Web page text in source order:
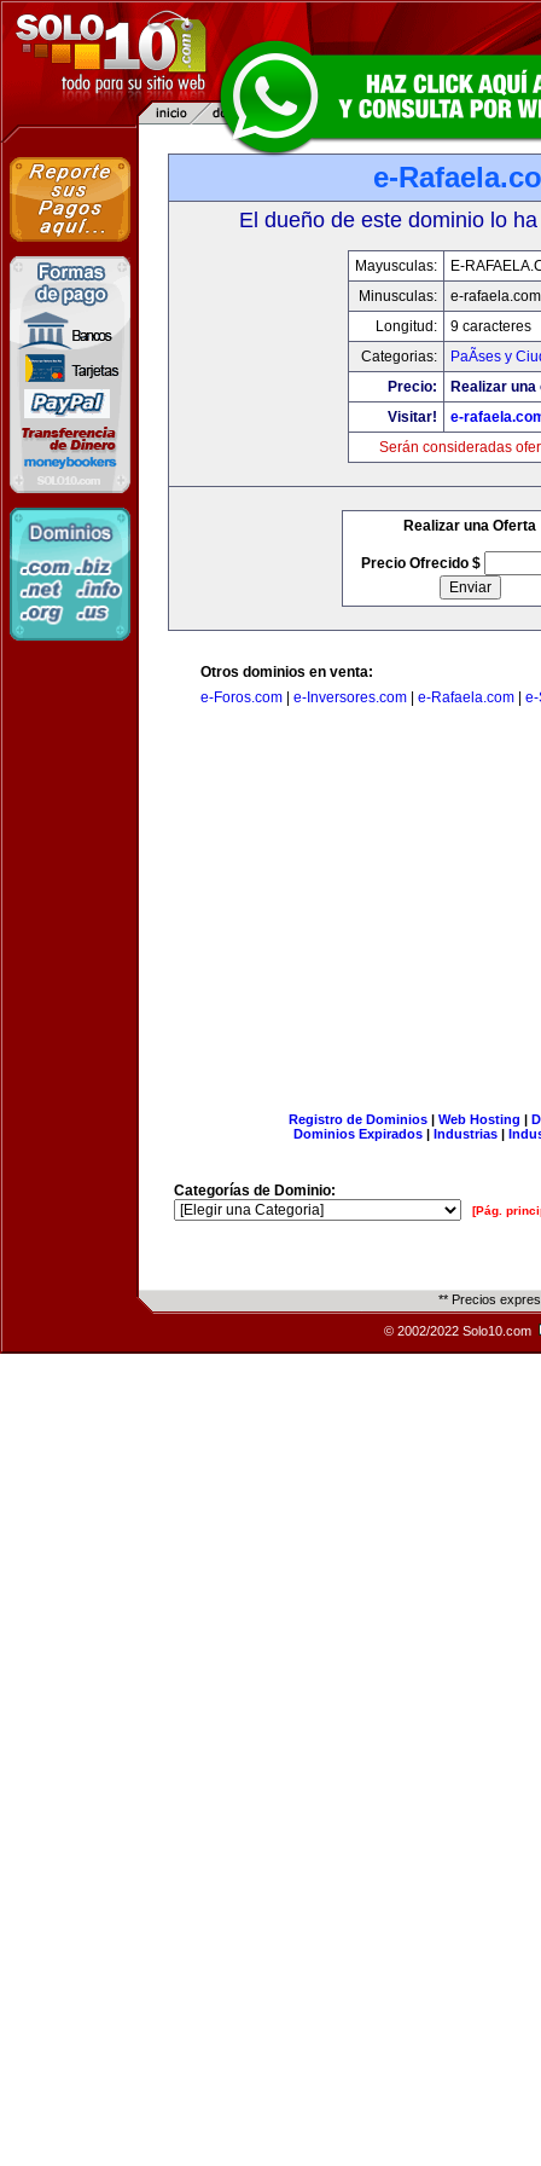
e-
El dueño de este dominio lo
Mayusculas:
E-
Minusculas:
e-rafaela.com
Longitud:
9 caracteres
Categorias:
PaÃ­ses y
Precio:
Realizar
Visitar!
e-
Serán consideradas
Realizar una Oferta
Precio Ofrecido $
Otros dominios en venta:
e-Foros.com
e-Inversores.com e-Rafaela.com e-
Registro de Dominios| Web Hosting |
Dominios Expirados | Industrias |
Categorías de Dominio:
[Pág.
** Precios
© 2002/2022 Solo10.com